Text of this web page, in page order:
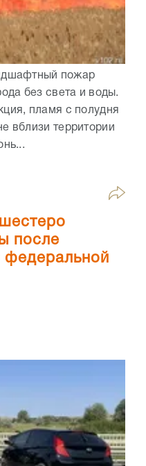
пожар
без света и воды.
пламя с полудня
вблизи территории
после